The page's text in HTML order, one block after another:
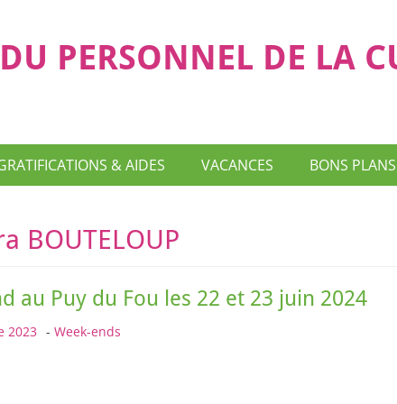
PERSONNEL DE LA
& AIDES VACANCES BONS PLANS
BOUTELOUP
au Puy du Fou les 22 et 23 juin 2024
2023 - Week-ends